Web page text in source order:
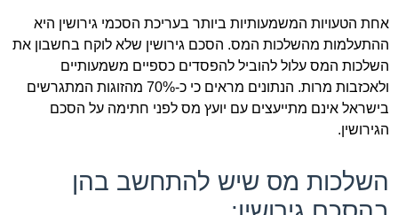
אחת הטעויות המשמעותיות ביותר בעריכת הסכמי גירושין היא
ההתעלמות מהשלכות המס. הסכם גירושין שלא לוקח בחשבון את
השלכות המס עלול להוביל להפסדים כספיים משמעותיים
ולאכזבות מרות. הנתונים מראים כי כ-70% מהזוגות המתגרשים
בישראל אינם מתייעצים עם יועץ מס לפני חתימה על הסכם
הגירושין.
השלכות מס שיש להתחשב בהן